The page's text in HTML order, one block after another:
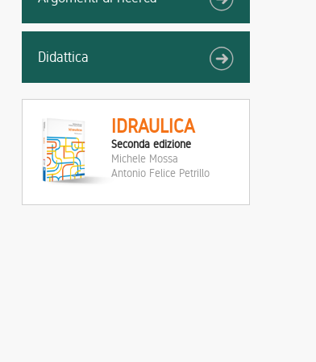
Didattica
IDRAULICA
Seconda edizione
Michele Mossa
Antonio Felice Petrillo